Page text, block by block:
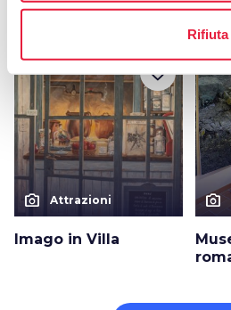
Rifiuta
Scopri di più sulla
photo_camera Attrazioni
Imago in Villa
favorite_border
photo_camera